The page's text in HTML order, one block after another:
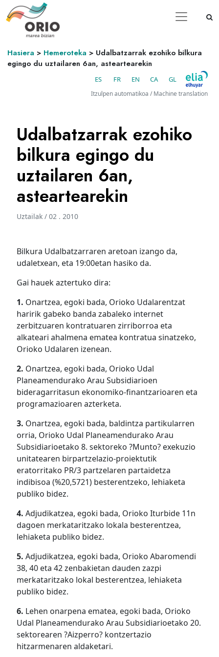
Hasiera > Hemeroteka > Udalbatzarrak ezohiko bilkura
egingo du uztailaren 6an, asteartearekin
ES FR EN CA GL
Itzulpen automatikoa / Machine translation
Udalbatzarrak ezohiko
bilkura egingo du
uztailaren 6an,
asteartearekin
Uztailak / 02 . 2010
Bilkura Udalbatzarraren aretoan izango da,
udaletxean, eta 19:00etan hasiko da.
Gai hauek aztertuko dira:
1. Onartzea, egoki bada, Orioko Udalarentzat
haririk gabeko banda zabaleko internet
zerbitzuaren kontratuaren zirriborroa eta
alkateari ahalmena ematea kontratua sinatzeko,
Orioko Udalaren izenean.
2. Onartzea, egoki bada, Orioko Udal
Planeamendurako Arau Subsidiarioen
bideragarritasun ekonomiko-finantzarioaren eta
programazioaren azterketa.
3. Onartzea, egoki bada, baldintza partikularren
orria, Orioko Udal Planeamendurako Arau
Subsidiarioetako 8. sektoreko ?Munto? exekuzio
unitatearen birpartzelazio-proiektutik
eratorritako PR/3 partzelaren partaidetza
indibisoa (%20,5721) besterentzeko, lehiaketa
publiko bidez.
4. Adjudikatzea, egoki bada, Orioko Iturbide 11n
dagoen merkataritzako lokala besterentzea,
lehiaketa publiko bidez.
5. Adjudikatzea, egoki bada, Orioko Abaromendi
38, 40 eta 42 zenbakietan dauden zazpi
merkataritzako lokal besterentzea, lehiaketa
publiko bidez.
6. Lehen onarpena ematea, egoki bada, Orioko
Udal Planeamendurako Arau Subsidiarioetako 20.
sektorearen ?Aizperro? kontzertazio
hitzarmenaren aldaketari.